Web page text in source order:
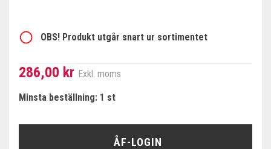
OBS! Produkt utgår snart ur sortimentet
286,00 kr Exkl. moms
Minsta beställning: 1 st
ÅF-LOGIN